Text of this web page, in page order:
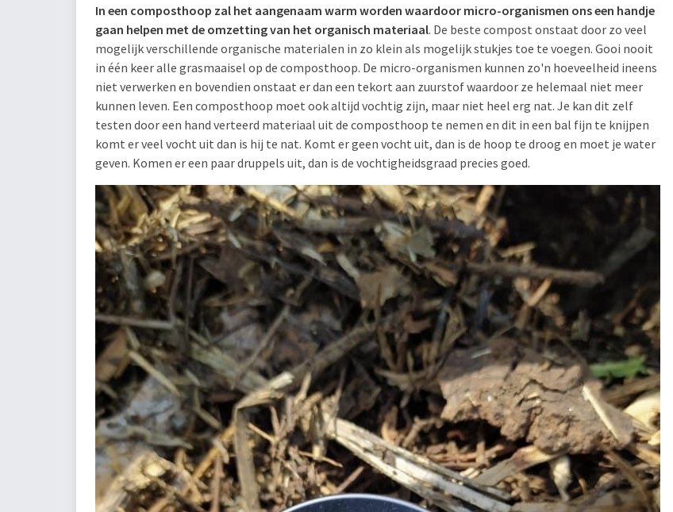
In een composthoop zal het aangenaam warm worden waardoor micro-organismen ons een handje
gaan helpen met de omzetting van het organisch materiaal. De beste compost onstaat door zo veel
mogelijk verschillende organische materialen in zo klein als mogelijk stukjes toe te voegen. Gooi nooit
in één keer alle grasmaaisel op de composthoop. De micro-organismen kunnen zo'n hoeveelheid ineens
niet verwerken en bovendien onstaat er dan een tekort aan zuurstof waardoor ze helemaal niet meer
kunnen leven. Een composthoop moet ook altijd vochtig zijn, maar niet heel erg nat. Je kan dit zelf
testen door een hand verteerd materiaal uit de composthoop te nemen en dit in een bal fijn te knijpen
komt er veel vocht uit dan is hij te nat. Komt er geen vocht uit, dan is de hoop te droog en moet je water
geven. Komen er een paar druppels uit, dan is de vochtigheidsgraad precies goed.